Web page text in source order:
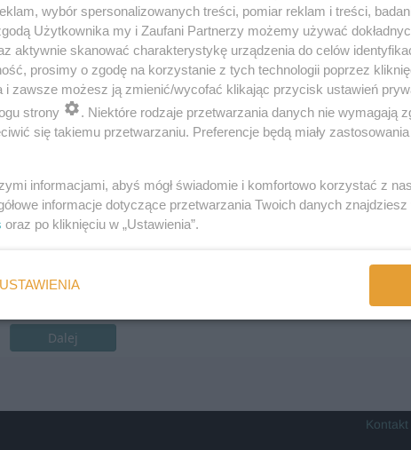
mleko w kilka sekund? Opowiedz historię nocnego
reklama
Dalej
Kontakt
wybór spersonalizowanych treści, pomiar reklam i treści,
Użytkownika my i Zaufani Partnerzy możemy używać
aktywnie skanować charakterystykę urządzenia do celów
prosimy o zgodę na korzystanie z tych technologii poprzez
i zawsze możesz ją zmienić/wycofać klikając przycisk ustawień
strony
. Niektóre rodzaje przetwarzania danych nie wymagają
się takiemu przetwarzaniu. Preferencje będą miały
informacjami, abyś mógł świadomie i komfortowo korzystać z
informacje dotyczące przetwarzania Twoich danych znajdziesz
oraz po kliknięciu w „Ustawienia”.
USTAWIENIA